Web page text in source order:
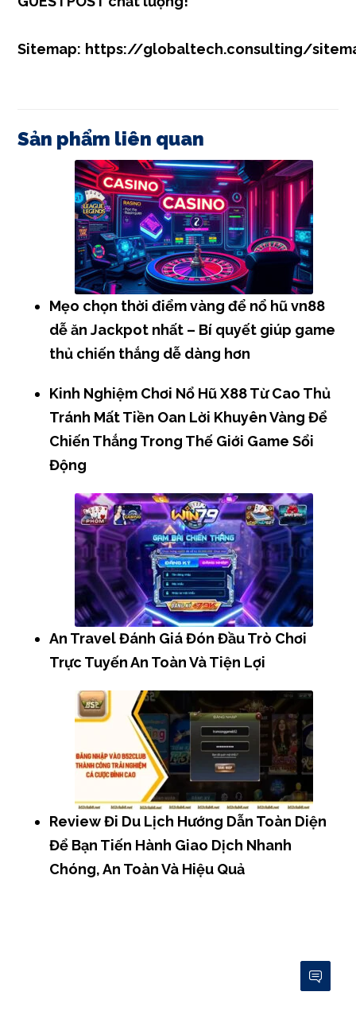
Sitemap: https://globaltech.consulting/
Sản phẩm liên quan
Mẹo chọn thời điểm vàng để nổ hũ vn88
dễ ăn Jackpot nhất – Bí quyết giúp game
thủ chiến thắng dễ dàng hơn
Kinh Nghiệm Chơi Nổ Hũ X88 Từ Cao Thủ
Tránh Mất Tiền Oan Lời Khuyên Vàng Để
Chiến Thắng Trong Thế Giới Game Sổi
Động
An Travel Đánh Giá Đón Đầu Trò Chơi
Trực Tuyến An Toàn Và Tiện Lợi
Review Đi Du Lịch Hướng Dẫn Toàn Diện
Để Bạn Tiến Hành Giao Dịch Nhanh
Chóng, An Toàn Và Hiệu Quả